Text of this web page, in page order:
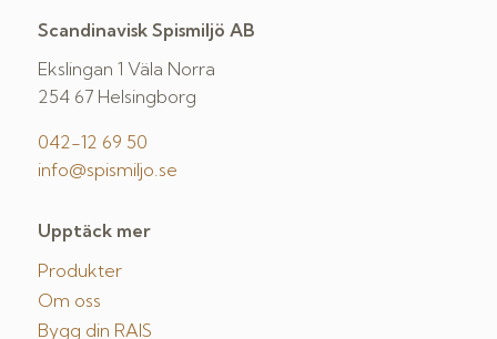
Scandinavisk Spismiljö AB
Ekslingan 1 Väla Norra
254 67 Helsingborg
042-12 69 50
info@spismiljo.se
Upptäck mer
Produkter
Om oss
Bygg din RAIS